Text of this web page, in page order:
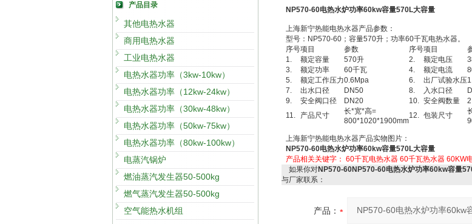
产品目录
其他电热水器
商用电热水器
工业电热水器
电热水器功率（3kw-10kw）
电热水器功率（12kw-24kw）
电热水器功率（30kw-48kw）
电热水器功率（50kw-75kw）
电热水器功率（80kw-100kw）
电蒸汽锅炉
燃油蒸汽发生器50-500kg
燃气蒸汽发生器50-500kg
空气能热水机组
NP570-60电热水炉功率60kw容量570L大容量
上海新宁热能电热水器产品参数：
型号：NP570-60；容量570升；功率60千瓦电热水器。
序号项目 参数 序号项目
1.
额定容量 570升 2. 额定电压
3.
额定功率 60千瓦 4. 额定电流
5.
额定工作压力0.6Mpa 6. 出厂试验水压
7.
出水口径 DN50 8. 入水口径
9.
安全阀口径 DN20 10. 安全阀数量
2
11.
产品尺寸
长*宽*高=
800*1020*1900mm
12. 包装尺寸
上海新宁热能电热水器产品实物图片：
NP570-60电热水炉功率60kw容量570L大容量
产品相关关键字： 60千瓦电热水器 60千瓦热水器 60KW
如果你对NP570-60NP570-60电热水炉功率60kw容量
与厂家联系：
产品：